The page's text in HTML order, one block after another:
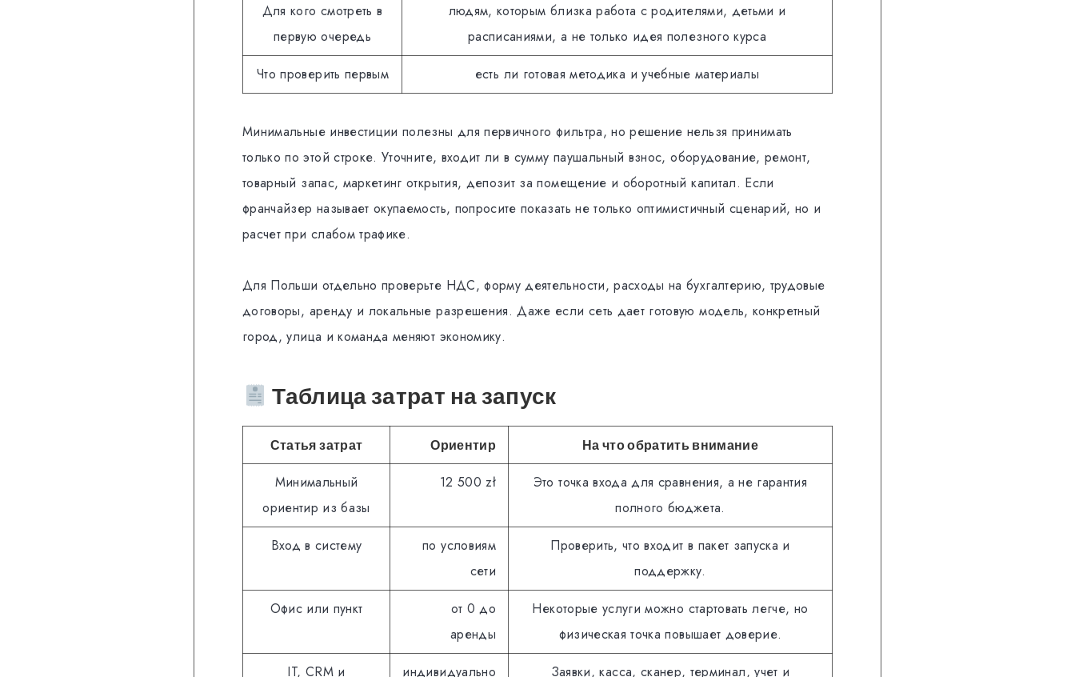
Для кого смотреть в
первую очередь
людям, которым близка работа с родителями, детьми и
расписаниями, а не только идея полезного курса
Что проверить первым есть ли готовая методика и учебные материалы
Минимальные инвестиции полезны для первичного фильтра, но решение нельзя принимать
только по этой строке. Уточните, входит ли в сумму паушальный взнос, оборудование, ремонт,
товарный запас, маркетинг открытия, депозит за помещение и оборотный капитал. Если
франчайзер называет окупаемость, попросите показать не только оптимистичный сценарий, но и
расчет при слабом трафике.
Для Польши отдельно проверьте НДС, форму деятельности, расходы на бухгалтерию, трудовые
договоры, аренду и локальные разрешения. Даже если сеть дает готовую модель, конкретный
город, улица и команда меняют экономику.
Таблица затрат на запуск
Статья затрат Ориентир На что обратить внимание
Минимальный
ориентир из базы
12 500 zł
Это точка входа для сравнения, а не гарантия
полного бюджета.
Вход в систему
по условиям
сети
Проверить, что входит в пакет запуска и
поддержку.
Офис или пункт
от 0 до
аренды
Некоторые услуги можно стартовать легче, но
физическая точка повышает доверие.
IT, CRM и индивидуально Заявки, касса, сканер, терминал, учет и